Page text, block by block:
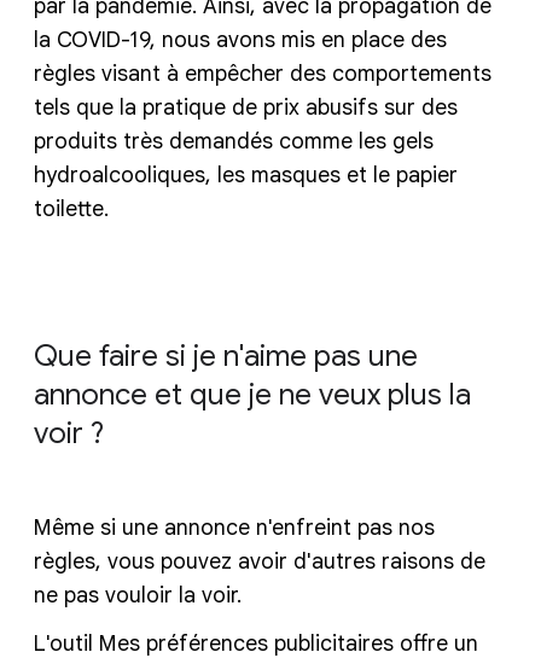
par la pandémie. Ainsi, avec la propagation de
la COVID-19, nous avons mis en place des
règles visant à empêcher des comportements
tels que la pratique de prix abusifs sur des
produits très demandés comme les gels
hydroalcooliques, les masques et le papier
toilette.
Que faire si je n'aime pas une
annonce et que je ne veux plus la
voir ?
Même si une annonce n'enfreint pas nos
règles, vous pouvez avoir d'autres raisons de
ne pas vouloir la voir.
L'outil Mes préférences publicitaires offre un